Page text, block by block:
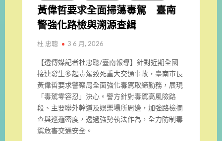
黃偉哲要求全面掃蕩毒駕 臺南
警強化路檢與溯源查緝
杜 忠聰 3 6 月, 2026
【透傳媒記者杜忠聰/臺南報導】針對近期全國
接連發生多起毒駕致死重大交通事故，臺南市長
黃偉哲要求警察局全面強化毒駕取締勤務，展現
「毒駕零容忍」決心。警方針對毒駕高風險路
段、主要聯外幹道及娛樂場所周邊，加強路檢攔
查與巡邏密度，透過強勢執法作為，全力防制毒
駕危害交通安全。